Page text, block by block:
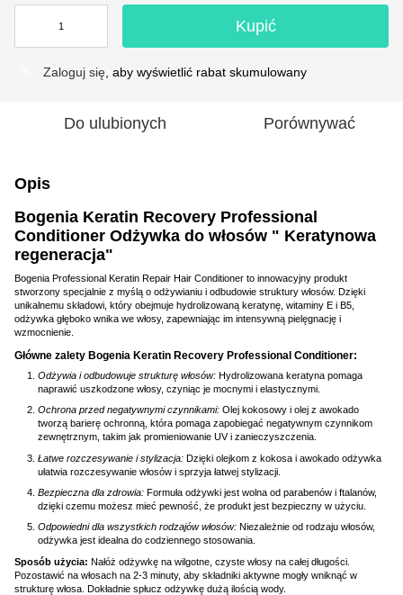
Kupić
Zaloguj się , aby wyświetlić rabat skumulowany
Do ulubionych Porównywać
Opis
Bogenia Keratin Recovery Professional
Conditioner Odżywka do włosów " Keratynowa
regeneracja"
Bogenia Professional Keratin Repair Hair Conditioner to innowacyjny produkt
stworzony specjalnie z myślą o odżywianiu i odbudowie struktury włosów. Dzięki
unikalnemu składowi, który obejmuje hydrolizowaną keratynę, witaminy E i B5,
odżywka głęboko wnika we włosy, zapewniając im intensywną pielęgnację i
wzmocnienie.
Główne zalety Bogenia Keratin Recovery Professional Conditioner:
Odżywia i odbudowuje strukturę włosów: Hydrolizowana keratyna pomaga
naprawić uszkodzone włosy, czyniąc je mocnymi i elastycznymi.
Ochrona przed negatywnymi czynnikami: Olej kokosowy i olej z awokado
tworzą barierę ochronną, która pomaga zapobiegać negatywnym czynnikom
zewnętrznym, takim jak promieniowanie UV i zanieczyszczenia.
Łatwe rozczesywanie i stylizacja: Dzięki olejkom z kokosa i awokado odżywka
ułatwia rozczesywanie włosów i sprzyja łatwej stylizacji.
Bezpieczna dla zdrowia: Formuła odżywki jest wolna od parabenów i ftalanów,
dzięki czemu możesz mieć pewność, że produkt jest bezpieczny w użyciu.
Odpowiedni dla wszystkich rodzajów włosów: Niezależnie od rodzaju włosów,
odżywka jest idealna do codziennego stosowania.
Sposób użycia: Nałóż odżywkę na wilgotne, czyste włosy na całej długości.
Pozostawić na włosach na 2-3 minuty, aby składniki aktywne mogły wniknąć w
strukturę włosa. Dokładnie spłucz odżywkę dużą ilością wody.